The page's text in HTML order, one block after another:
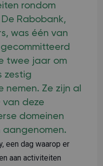
rondom
Rabobank,
was één van
twee jaar om
zestig
Ze zijn al
deze
domeinen
aangenomen.
een dag waarop er
aan activiteiten